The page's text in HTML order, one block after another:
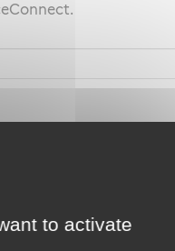
to activate